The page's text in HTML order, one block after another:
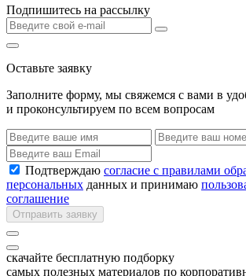
Подпишитесь на рассылку
Оставьте заявку
Заполните форму, мы свяжемся с вами в
и проконсультируем по всем вопросам
Подтверждаю согласие с правилами
персональных данных и принимаю
соглашение
Отправить заявку
скачайте бесплатную подборку
самых полезных материалов по